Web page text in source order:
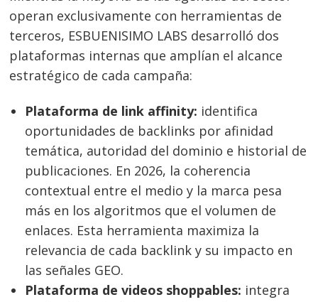
operan exclusivamente con herramientas de
terceros, ESBUENISIMO LABS desarrolló dos
plataformas internas que amplían el alcance
estratégico de cada campaña:
Plataforma de link affinity: identifica
oportunidades de backlinks por afinidad
temática, autoridad del dominio e historial de
publicaciones. En 2026, la coherencia
contextual entre el medio y la marca pesa
más en los algoritmos que el volumen de
enlaces. Esta herramienta maximiza la
relevancia de cada backlink y su impacto en
las señales GEO.
Plataforma de videos shoppables: integra